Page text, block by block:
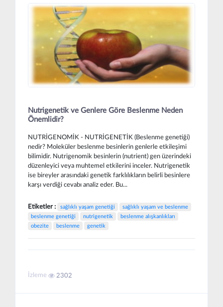
Nutrigenetik ve Genlere Göre Beslenme Neden
Önemlidir?
NUTRİGENOMİK - NUTRİGENETİK (Beslenme genetiği)
nedir? Moleküler beslenme besinlerin genlerle etkileşimi
bilimidir. Nutrigenomik besinlerin (nutrient) gen üzerindeki
düzenleyici veya muhtemel etkilerini inceler. Nutrigenetik
ise bireyler arasındaki genetik farklılıkların belirli besinlere
karşı verdiği cevabı analiz eder. Bu...
Etiketler : sağlıklı yaşam genetiği
sağlıklı yaşam ve beslenme
beslenme genetiği
nutrigenetik
beslenme alışkanlıkları
obezite
beslenme genetik
İzleme 2302